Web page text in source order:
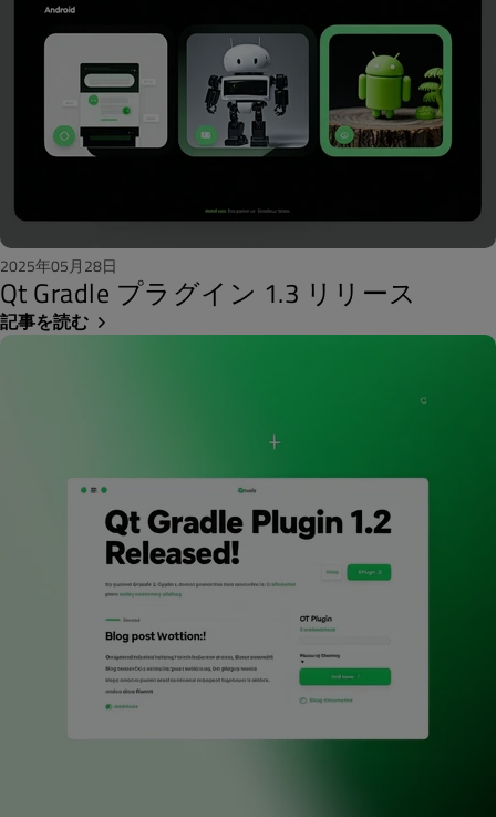
2025年05月28日
Qt Gradle プラグイン 1.3 リリース
記事を読む